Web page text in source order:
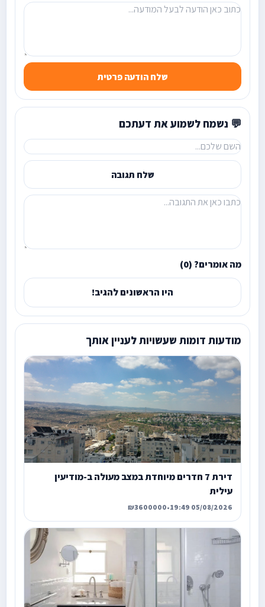
שלח הודעה פרטית
💬 נשמח לשמוע את דעתכם
שלח תגובה
מה אומרים? (0)
היו הראשונים להגיב!
מודעות דומות שעשויות לעניין אותך
דירת 7 חדרים מיוחדת במצב מעולה ב-מודיעין
עילית
05/08/2026 19:49
•
₪3600000